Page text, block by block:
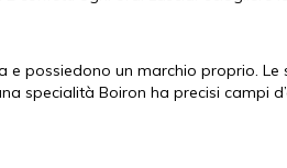
possiedono un marchio proprio.
specialità Boiron ha precisi campi